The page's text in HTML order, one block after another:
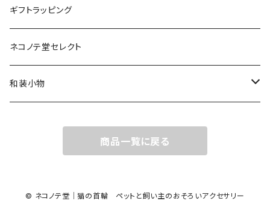
ピアス・イヤリング
首輪
ピアス、ブローチ、ヘアアクセサリーなど
ぬいぐるみキーホルダー
その他、雑貨類
人間用
ギフトラッピング
ネコノテ堂セレクト
和装小物
商品一覧に戻る
© ネコノテ堂｜猫の首輪 ペットと飼い主のおそろいアクセサリー